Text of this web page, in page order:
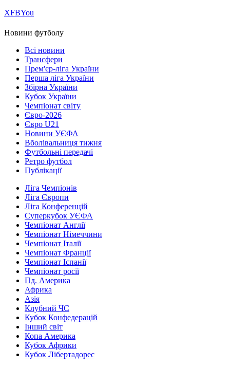
ХFBYou
Новини футболу
Всі новини
Трансфери
Прем'єр-ліга України
Перша ліга України
Збірна України
Кубок України
Чемпіонат світу
Євро-2026
Євро U21
Новини УЄФА
Вболівальниця тижня
Футбольні передачі
Ретро футбол
Публікації
Ліга Чемпіонів
Ліга Європи
Ліга Конференцій
Суперкубок УЄФА
Чемпіонат Англії
Чемпіонат Німеччини
Чемпіонат Італії
Чемпіонат Франції
Чемпіонат Іспанії
Чемпіонат росії
Пд. Америка
Африка
Азія
Клубний ЧС
Кубок Конфедерацій
Інший світ
Копа Америка
Кубок Африки
Кубок Лібертадорес